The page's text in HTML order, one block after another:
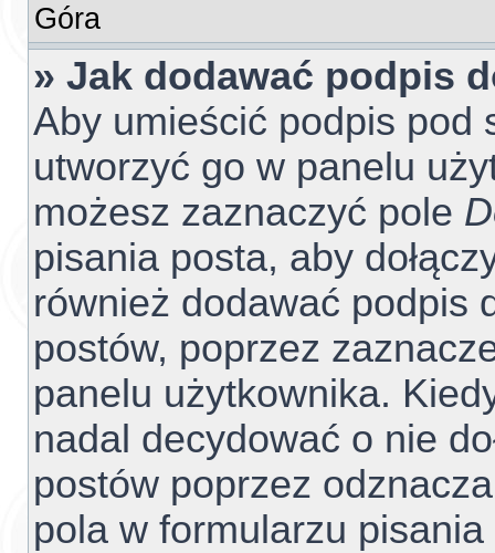
Góra
» Jak dodawać podpis
Aby umieścić podpis pod
utworzyć go w panelu
możesz zaznaczyć pole
pisania posta, aby
również dodawać podpis
postów, poprzez
panelu użytkownika.
nadal decydować o nie
postów poprzez
pola w formularzu